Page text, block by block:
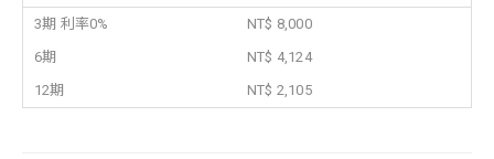
3期 利率0%
NT$ 8,000
6期
NT$ 4,124
12期
NT$ 2,105